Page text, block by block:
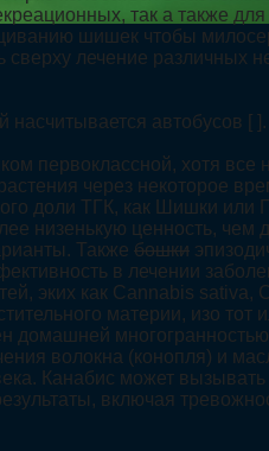
так а также
шишек чтобы
сверху лечение различных
автобусов [
первоклассной, хотя
через некоторое
доли ТГК, как Шишки или
низенькую ценность,
Также бошки
в лечении
эких как Cannabis
материи, изо
волокна (конопля) и
Канабис может вызывать
включая